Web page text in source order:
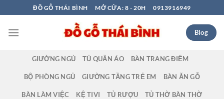
qua
nội
ĐỒ GỖ THÁI BÌNH MỞ CỬA: 8 - 20H 0913916949
Blog
GIƯỜNG NGỦ TỦ QUẦN ÁO BÀN TRANG ĐIỂM
BỘ PHÒNG NGỦ GIƯỜNG TẦNG TRẺ EM BÀN ĂN GỖ
BÀN LÀM VIỆC KỆ TIVI TỦ RƯỢU TỦ THỜ BÀN THỜ